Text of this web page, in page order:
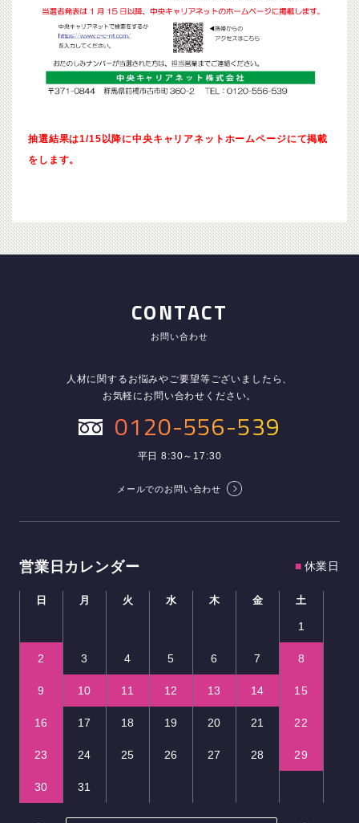
抽選結果は1/15以降に中央キャリアネットホームページにて掲載
をします。
CONTACT
お問い合わせ
人材に関するお悩みやご要望等ございましたら、
お気軽にお問い合わせください。
0120-556-539
平日 8:30～17:30
メールでのお問い合わせ
営業日カレンダー ■ 休業日
日 月 火 水 木 金 土
1
2 3 4 5 6 7 8
9 10 11 12 13 14 15
16 17 18 19 20 21 22
23 24 25 26 27 28 29
30 31